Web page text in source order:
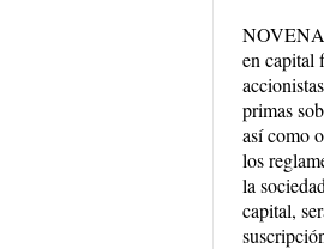
en capital
primas
así como
los
la
capital,